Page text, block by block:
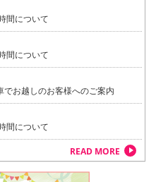
間について
間について
お越しのお客様へのご案内
間について
READ MORE